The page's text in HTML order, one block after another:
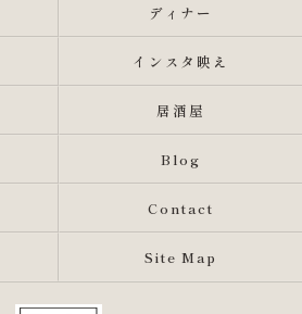
ディナー
インスタ映え
居酒屋
Blog
Contact
Site Map